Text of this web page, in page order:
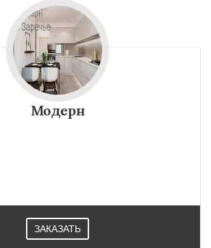
Модерн
ЗАКАЗАТЬ